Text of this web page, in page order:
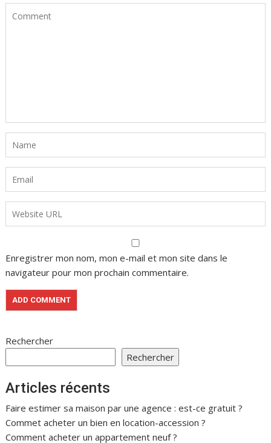
Enregistrer mon nom, mon e-mail et mon site dans le
navigateur pour mon prochain commentaire.
Rechercher
Rechercher
Articles récents
Faire estimer sa maison par une agence : est-ce gratuit ?
Commet acheter un bien en location-accession ?
Comment acheter un appartement neuf ?